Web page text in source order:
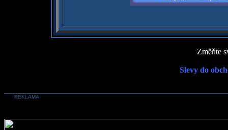
Změňte
Slevy do
REKLAMA